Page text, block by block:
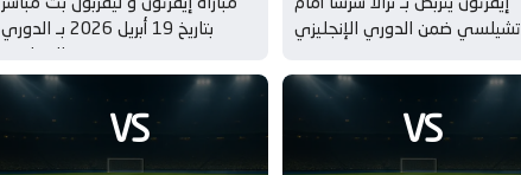
بتاريخ 19 أبريل 2026 بـ الدوري
الإنجليزي
تشيلسي ضمن الدوري الإنجليزي
VS VS